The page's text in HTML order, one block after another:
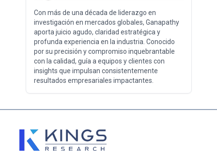
Con más de una década de liderazgo en
investigación en mercados globales, Ganapathy
aporta juicio agudo, claridad estratégica y
profunda experiencia en la industria. Conocido
por su precisión y compromiso inquebrantable
con la calidad, guía a equipos y clientes con
insights que impulsan consistentemente
resultados empresariales impactantes.